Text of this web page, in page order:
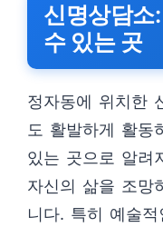
신명상담소
수 있는 곳
정자동에 위치한
도 활발하게 활동
있는 곳으로 알려
자신의 삶을 조망
니다. 특히 예술